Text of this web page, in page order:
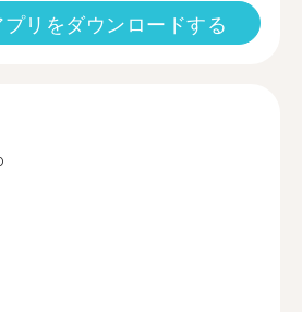
プリをダウンロードする